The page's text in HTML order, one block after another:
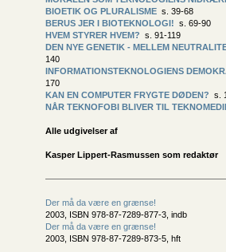
BIOETIK OG PLURALISME s. 39-68
BERUS JER I BIOTEKNOLOGI! s. 69-90
HVEM STYRER HVEM? s. 91-119
DEN NYE GENETIK - MELLEM
140
INFORMATIONSTEKNOLOGIENS
170
KAN EN COMPUTER FRYGTE DØDEN? s.
NÅR TEKNOFOBI BLIVER TIL
Alle udgivelser af
Kasper Lippert-Rasmussen som redaktør
Der må da være en grænse!
2003, ISBN 978-87-7289-877-3, indb
Der må da være en grænse!
2003, ISBN 978-87-7289-873-5, hft